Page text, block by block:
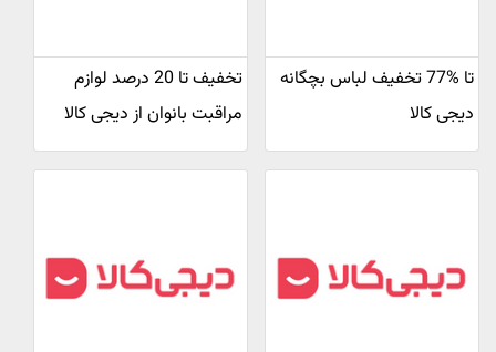
تا %77 تخفیف لباس بچگانه
دیجی کالا
تخفیف تا 20 درصد لوازم
مراقبت بانوان از دیجی کالا